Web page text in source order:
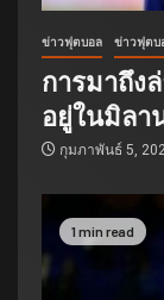
ข่าวฟุตบอล ข่าวฟุตบ
การมาถึง
อยู่ในมิลา
กุมภาพันธ์ 5,
1 min read